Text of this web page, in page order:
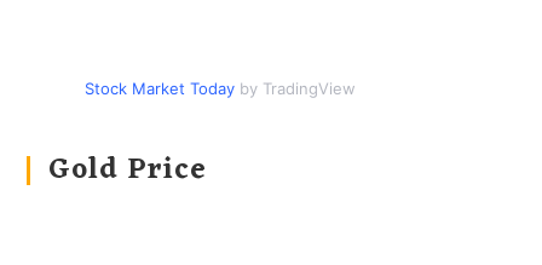
Stock Market Today by TradingView
Gold Price